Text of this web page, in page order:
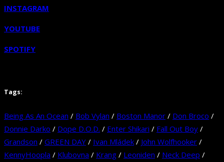
INSTAGRAM
YOUTUBE
SPOTIFY
Tags:
Being As An Ocean / Bob Vylan / Boston Manor / Don Broco /
Donnie Darko / Dope D.O.D. / Enter Shikari / Fall Out Boy /
Grandson / GREEN DAY / Ivan Mládek / John Wolfhooker /
KennyHoopla / Klubovna / Krang / Leoniden / Neck Deep /